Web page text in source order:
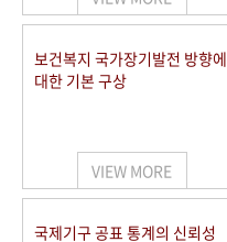
보건복지 국가장기발전 방향에
대한 기본 구상
VIEW MORE
국제기구 공표 통계의 신뢰성